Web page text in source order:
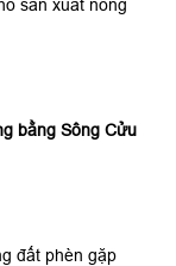
sản xuất nông
bằng Sông Cửu
đất phèn gặp